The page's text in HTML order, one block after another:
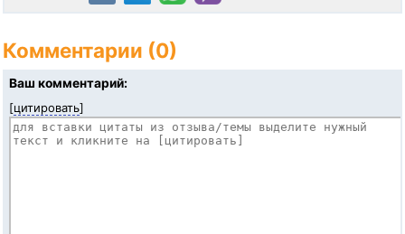
Комментарии (0)
Ваш комментарий:
[цитировать]